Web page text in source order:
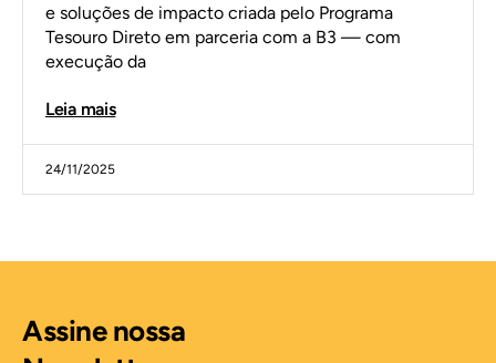
e soluções de impacto criada pelo Programa
Tesouro Direto em parceria com a B3 — com
execução da
Leia mais
24/11/2025
Assine nossa